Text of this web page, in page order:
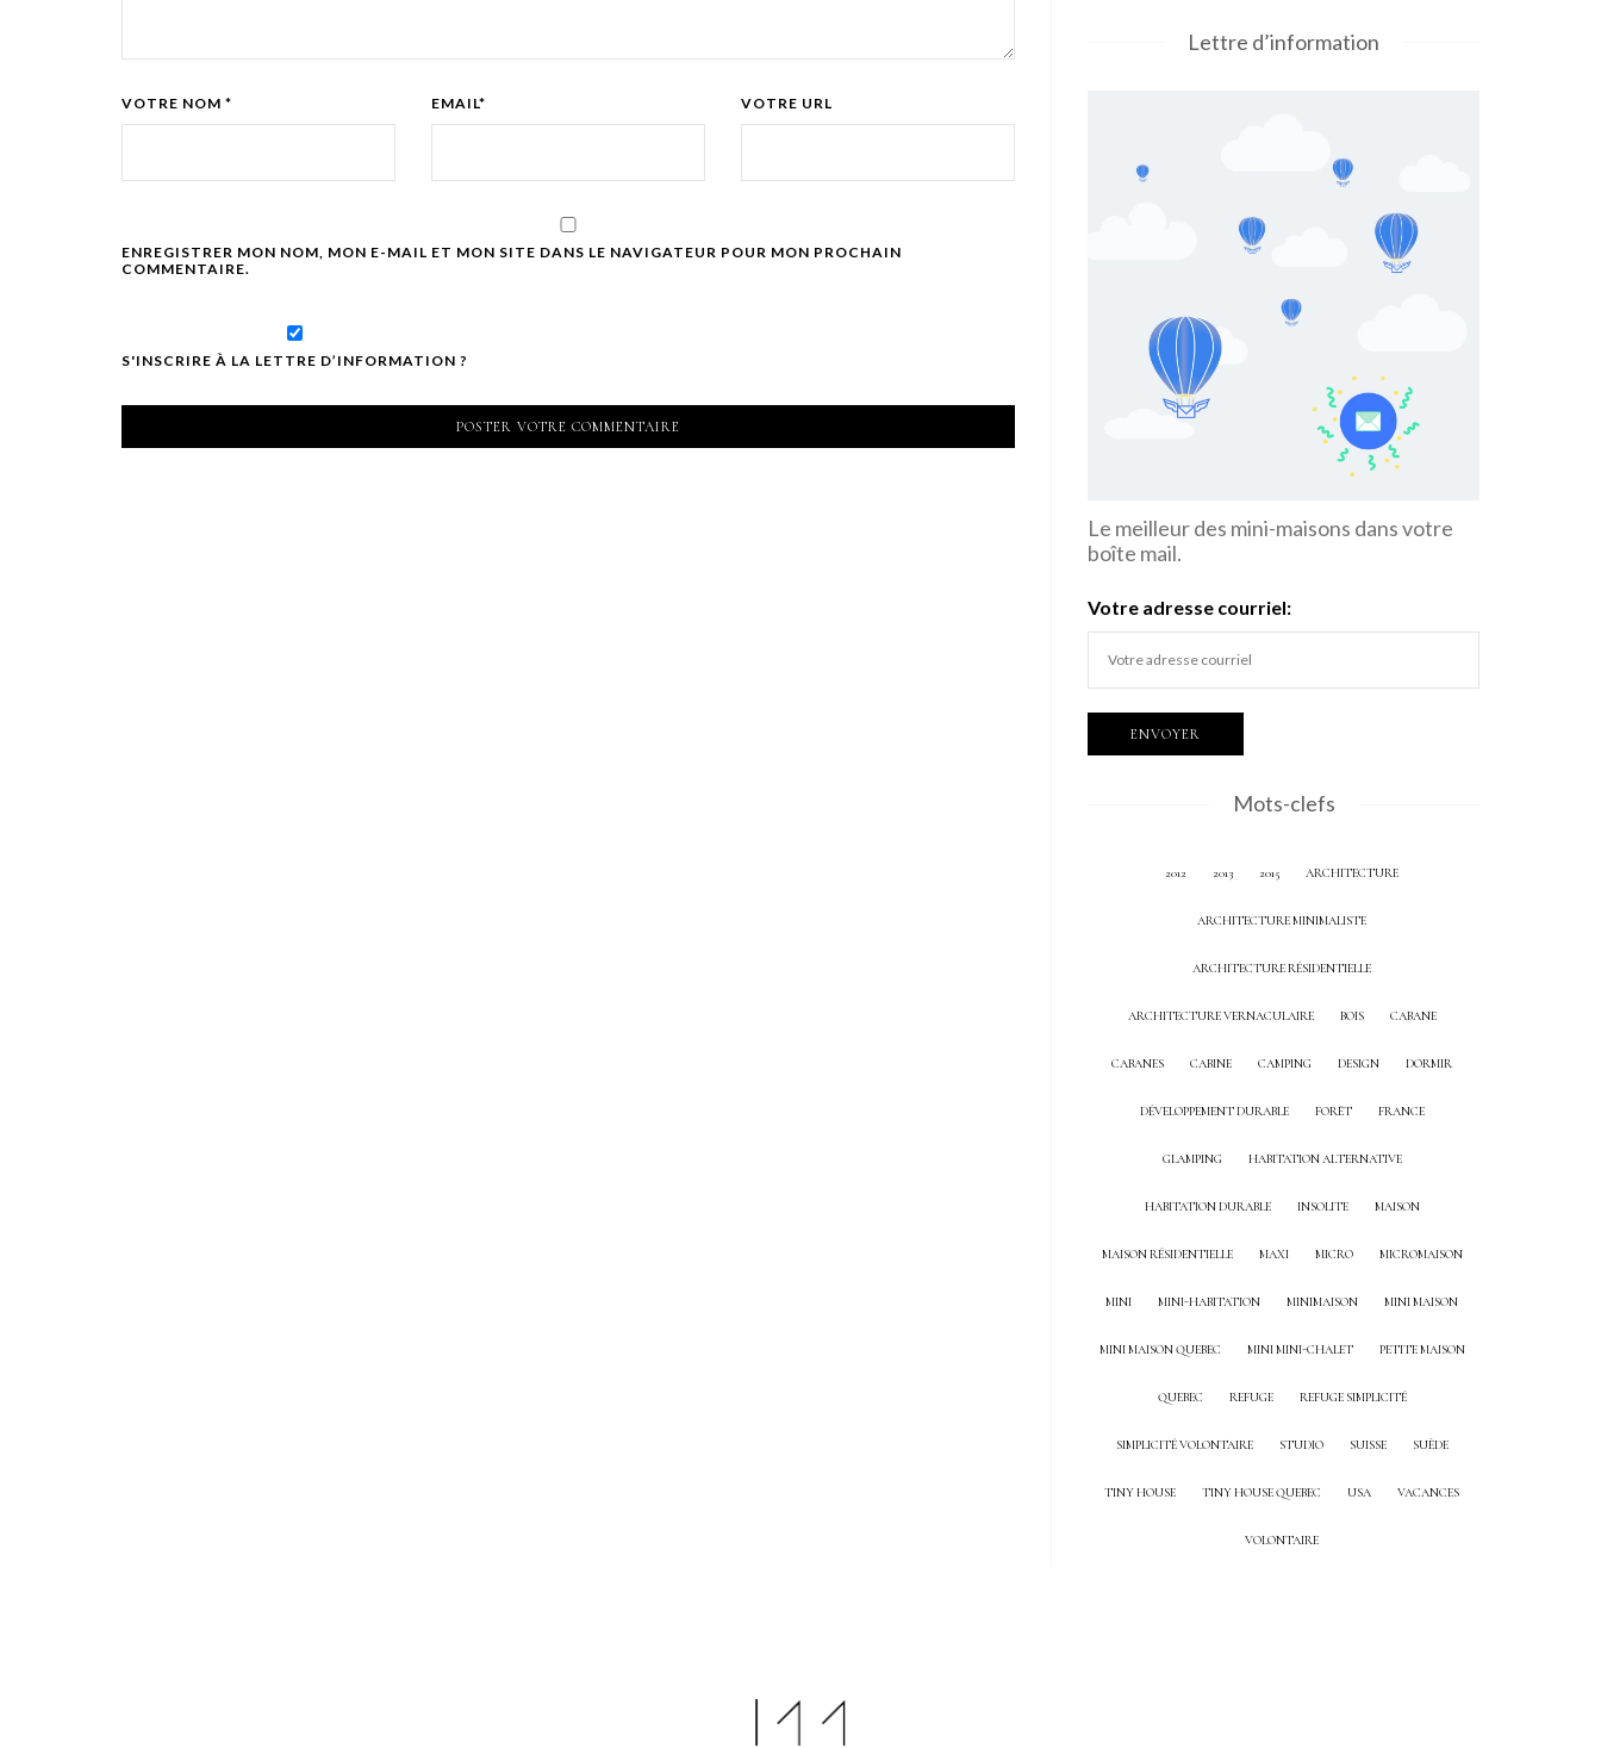
VOTRE NOM * EMAIL* VOTRE URL
ENREGISTRER MON NOM, MON E-MAIL ET MON SITE DANS LE NAVIGATEUR POUR MON PROCHAIN
COMMENTAIRE.
S'INSCRIRE À LA LETTRE D’INFORMATION ?
Lettre d’information
Le meilleur des mini-maisons dans votre
boîte mail.
Votre adresse courriel:
Mots-clefs
2012 2013 2015 ARCHITECTURE
ARCHITECTURE MINIMALISTE
ARCHITECTURE RÉSIDENTIELLE
ARCHITECTURE VERNACULAIRE BOIS CABANE
CABANES CABINE CAMPING DESIGN DORMIR
DÉVELOPPEMENT DURABLE FORÊT FRANCE
GLAMPING HABITATION ALTERNATIVE
HABITATION DURABLE INSOLITE MAISON
MAISON RÉSIDENTIELLE MAXI MICRO MICROMAISON
MINI MINI-HABITATION MINIMAISON MINI MAISON
MINI MAISON QUEBEC MINI MINI-CHALET PETITE MAISON
QUEBEC REFUGE REFUGE SIMPLICITÉ
SIMPLICITÉ VOLONTAIRE STUDIO SUISSE SUÈDE
TINY HOUSE TINY HOUSE QUEBEC USA VACANCES
VOLONTAIRE